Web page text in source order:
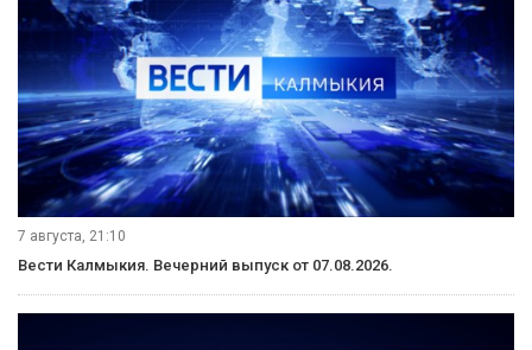
7 августа, 21:10
Вести Калмыкия. Вечерний выпуск от 07.08.2026.